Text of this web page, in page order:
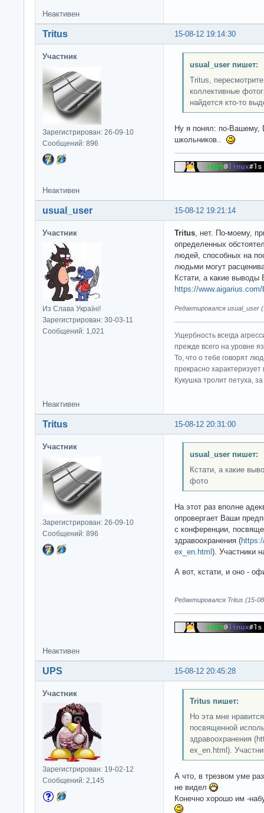
Неактивен
15-08-12 19:14:30
Tritus
Участник
Зарегистрирован: 26-09-10
Сообщений: 896
usual_user пишет:
Tritus,
коллективные
найдется кто-то
Ну я понял: по-Вашему,
школьников..
Неактивен
15-08-12 19:21:14
usual_user
Участник
Из Слава Україні!
Зарегистрирован: 30-03-11
Сообщений: 1,021
Tritus , нет. По-моему,
определенных
людей, способных на
людьми могут
Кстати, а какие выводы
https://
Редактировался usual_user
Ущербность всегда
прежде всего на уровне
То, что о тебе говорят
прекрасно характеризует
Кукушка тролит петуха,
Неактивен
15-08-12 20:31:00
Tritus
Участник
Зарегистрирован: 26-09-10
Сообщений: 896
usual_user пишет:
Кстати, а какие
фото
На этот раз вполне
опровергает Ваши
с конференции,
здравоохранения (
ex_en.html ). Участники
А вот, кстати, и оно -
Редактировался Tritus (15-
Неактивен
15-08-12 20:45:28
UPS
Участник
Зарегистрирован: 19-02-12
Сообщений: 2,145
Tritus пишет:
Но эта мне
посвященной
здравоохранения
ex_en.html).
А что, в трезвом уме
не видел
Конечно хорошо им -